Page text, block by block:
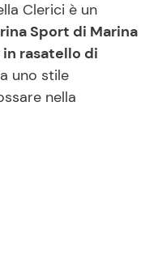
Clerici è un
Sport di Marina
rasatello di
uno stile
nella